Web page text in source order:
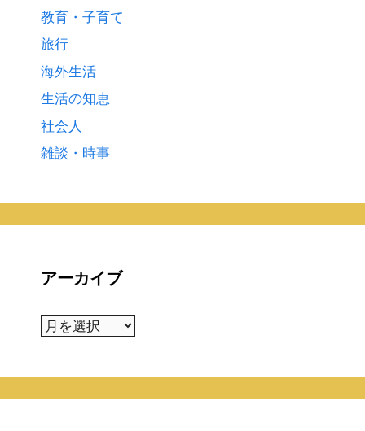
教育・子育て
旅行
海外生活
生活の知恵
社会人
雑談・時事
アーカイブ
ア
ブ